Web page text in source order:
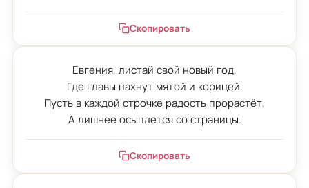
Скопировать
Евгения, листай свой новый год,
Где главы пахнут мятой и корицей.
Пусть в каждой строчке радость прорастёт,
А лишнее осыплется со страницы.
Скопировать